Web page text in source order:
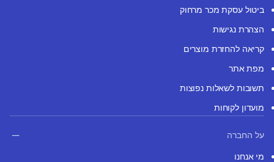
ביטול עסקת מכר מרחוק
הצהרת נגישות
קריאה להחזרת מוצרים
מפת אתר
תשובות לשאלות נפוצות
מועדון לקוחות
על החברה
מי אנחנו